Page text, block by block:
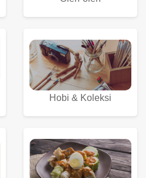
Hobi & Koleksi